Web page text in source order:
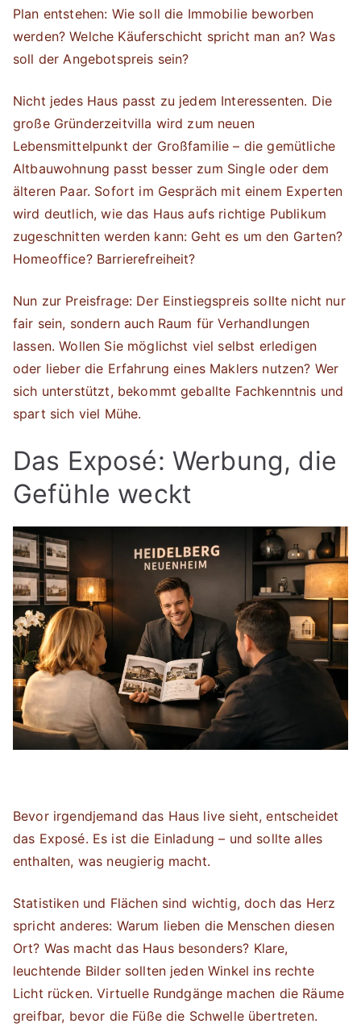
Plan entstehen: Wie soll die Immobilie beworben
werden? Welche Käuferschicht spricht man an? Was
soll der Angebotspreis sein?
Nicht jedes Haus passt zu jedem Interessenten. Die
große Gründerzeitvilla wird zum neuen
Lebensmittelpunkt der Großfamilie – die gemütliche
Altbauwohnung passt besser zum Single oder dem
älteren Paar. Sofort im Gespräch mit einem Experten
wird deutlich, wie das Haus aufs richtige Publikum
zugeschnitten werden kann: Geht es um den Garten?
Homeoffice? Barrierefreiheit?
Nun zur Preisfrage: Der Einstiegspreis sollte nicht nur
fair sein, sondern auch Raum für Verhandlungen
lassen. Wollen Sie möglichst viel selbst erledigen
oder lieber die Erfahrung eines Maklers nutzen? Wer
sich unterstützt, bekommt geballte Fachkenntnis und
spart sich viel Mühe.
Das Exposé: Werbung, die
Gefühle weckt
Bevor irgendjemand das Haus live sieht, entscheidet
das Exposé. Es ist die Einladung – und sollte alles
enthalten, was neugierig macht.
Statistiken und Flächen sind wichtig, doch das Herz
spricht anderes: Warum lieben die Menschen diesen
Ort? Was macht das Haus besonders? Klare,
leuchtende Bilder sollten jeden Winkel ins rechte
Licht rücken. Virtuelle Rundgänge machen die Räume
greifbar, bevor die Füße die Schwelle übertreten.